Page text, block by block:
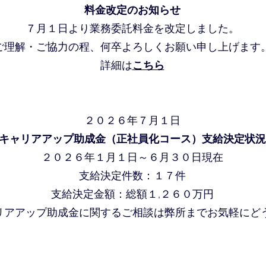
料金改定のお知らせ
７月１日より業務委託料金を改定しました。
理解・ご協力の程、何卒よろしくお願い申し上げます。
詳細はこちら
２０２６年７月１日
ャリアアップ助成金（正社員化コース）支給決定状況
​２０２６年１月１日～６月３０日現在
支給決定件数：１７件
支給決定金額：総額１,２６０万円
アアップ助成金に関するご相談は弊所までお気軽にど